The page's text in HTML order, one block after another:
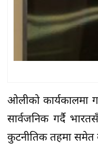
ओलीको कार्यकालमा
सार्वजनिक गर्दै
कुटनीतिक तहमा समेत